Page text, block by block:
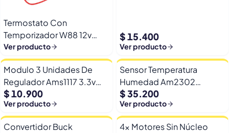
Termostato Con
Temporizador W88 12v
Automatico Frio Calor
Ver producto
$ 15.400
Ver producto
Modulo 3 Unidades De
Regulador Ams1117 3.3v
Yp-8 Con Pines
$ 10.900
Ver producto
Sensor Temperatura
Humedad Am2302
Dht22/am2302 Digital
Esp32
$ 35.200
Ver producto
Convertidor Buck
4x Motores Sin Núcleo